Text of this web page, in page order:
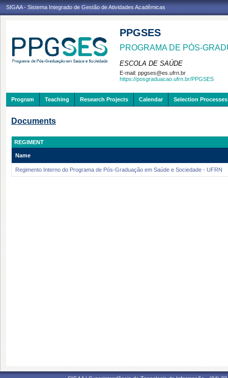
SIGAA - Sistema Integrado de Gestão de Atividades Acadêmicas
PPGSES
PROGRAMA DE PÓS-
ESCOLA DE SAÚDE
E-mail: ppgses@es.ufrn.br
https://posgraduacao.ufrn.br/PPGSES
Program Teaching Research Projects Calendar Selection Processes
Documents
REGIMENT
Name
Regimento Interno do Programa de Pós-Graduação em Saúde e Sociedade - UFRN